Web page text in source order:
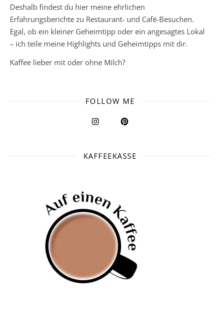
Deshalb findest du hier meine ehrlichen
Erfahrungsberichte zu Restaurant- und Café-Besuchen.
Egal, ob ein kleiner Geheimtipp oder ein angesagtes Lokal
– ich teile meine Highlights und Geheimtipps mit dir.
Kaffee lieber mit oder ohne Milch?
FOLLOW ME
KAFFEEKASSE